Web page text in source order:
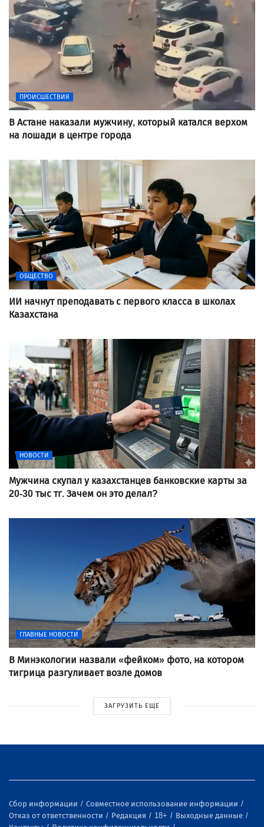
ПРОИСШЕСТВИЯ
В Астане наказали мужчину, который катался верхом
на лошади в центре города
ОБЩЕСТВО
ИИ начнут преподавать с первого класса в школах
Казахстана
НОВОСТИ
Мужчина скупал у казахстанцев банковские карты за
20-30 тыс тг. Зачем он это делал?
ГЛАВНЫЕ НОВОСТИ
В Минэкологии назвали «фейком» фото, на котором
тигрица разгуливает возле домов
ЗАГРУЗИТЬ ЕЩЕ
Сбор информации
Совместное использование информации
Отказ от ответственности
Редакция 18+
Выходные данные